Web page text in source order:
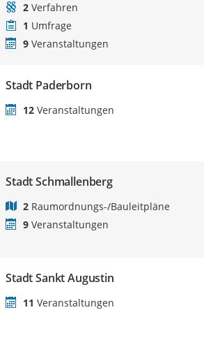
2 Verfahren
1 Umfrage
9 Veranstaltungen
Stadt Paderborn
12 Veranstaltungen
Stadt Schmallenberg
2 Raumordnungs-/Bauleitpläne
9 Veranstaltungen
Stadt Sankt Augustin
11 Veranstaltungen